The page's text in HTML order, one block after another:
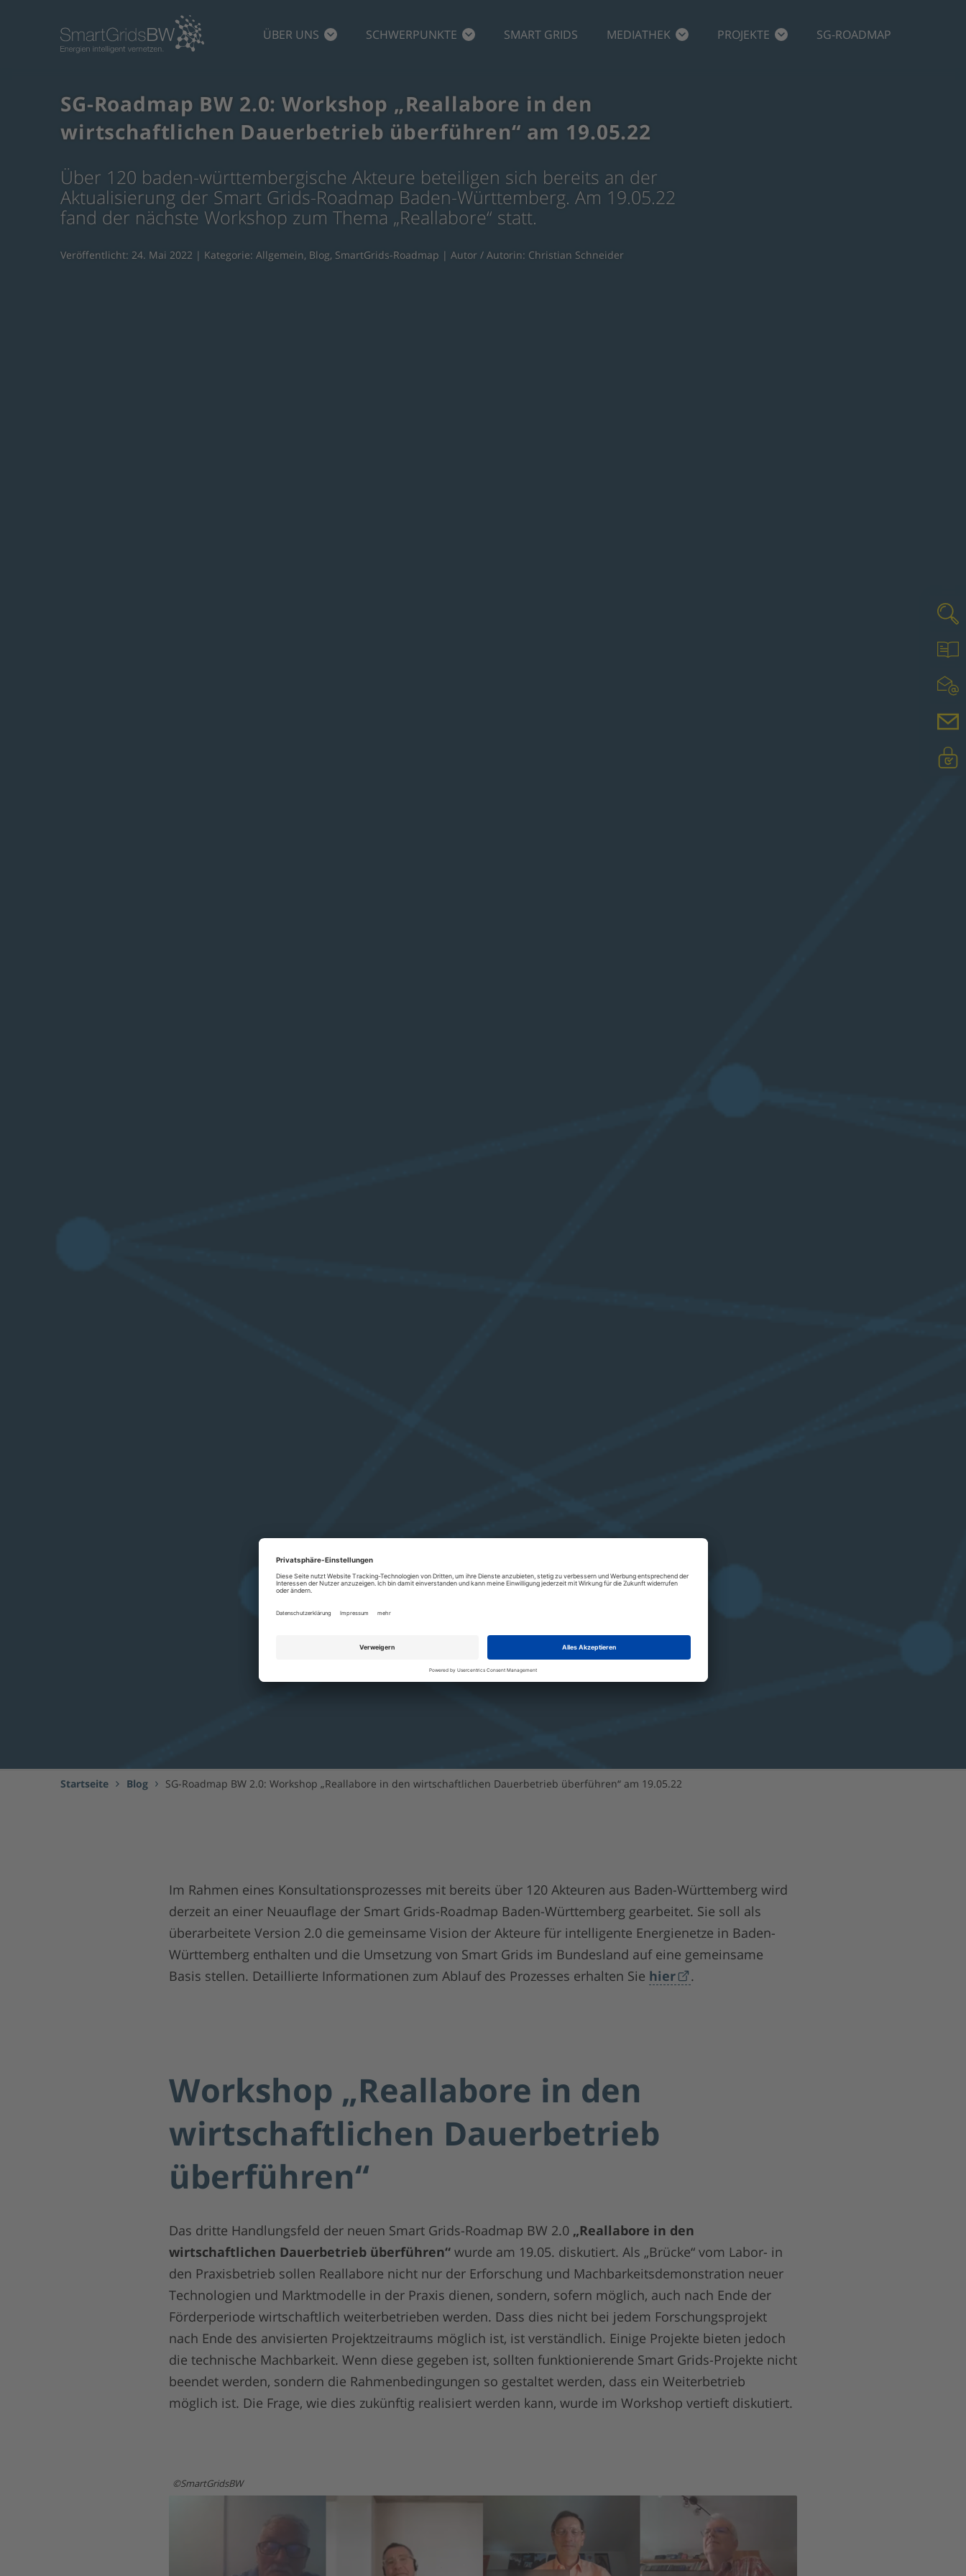
ÜBER UNS SCHWERPUNKTE SMART GRIDS MEDIATHEK PROJEKTE SG-ROADMAP
SG-Roadmap BW 2.0: Workshop „Reallabore in den
wirtschaftlichen Dauerbetrieb überführen“ am 19.05.22
Über 120 baden-württembergische Akteure beteiligen sich bereits an der
Aktualisierung der Smart Grids-Roadmap Baden-Württemberg. Am 19.05.22
fand der nächste Workshop zum Thema „Reallabore“ statt.
Veröffentlicht: 24. Mai 2022 | Kategorie: Allgemein, Blog, SmartGrids-Roadmap | Autor / Autorin: Christian Schneider
Startseite Blog SG-Roadmap BW 2.0: Workshop „Reallabore in den wirtschaftlichen Dauerbetrieb überführen“ am 19.05.22
Im Rahmen eines Konsultationsprozesses mit bereits über 120 Akteuren aus Baden-Württemberg wird
derzeit an einer Neuauflage der Smart Grids-Roadmap Baden-Württemberg gearbeitet. Sie soll als
überarbeitete Version 2.0 die gemeinsame Vision der Akteure für intelligente Energienetze in Baden-
Württemberg enthalten und die Umsetzung von Smart Grids im Bundesland auf eine gemeinsame
Basis stellen. Detaillierte Informationen zum Ablauf des Prozesses erhalten Sie hier .
Workshop „Reallabore in den
wirtschaftlichen Dauerbetrieb
überführen“
Das dritte Handlungsfeld der neuen Smart Grids-Roadmap BW 2.0 „Reallabore in den
wirtschaftlichen Dauerbetrieb überführen“wurde am 19.05. diskutiert. Als „Brücke“ vom Labor- in
den Praxisbetrieb sollen Reallabore nicht nur der Erforschung und Machbarkeitsdemonstration neuer
Technologien und Marktmodelle in der Praxis dienen, sondern, sofern möglich, auch nach Ende der
Förderperiode wirtschaftlich weiterbetrieben werden. Dass dies nicht bei jedem Forschungsprojekt
nach Ende des anvisierten Projektzeitraums möglich ist, ist verständlich. Einige Projekte bieten jedoch
die technische Machbarkeit. Wenn diese gegeben ist, sollten funktionierende Smart Grids-Projekte nicht
beendet werden, sondern die Rahmenbedingungen so gestaltet werden, dass ein Weiterbetrieb
möglich ist. Die Frage, wie dies zukünftig realisiert werden kann, wurde im Workshop vertieft diskutiert.
SmartGridsBW